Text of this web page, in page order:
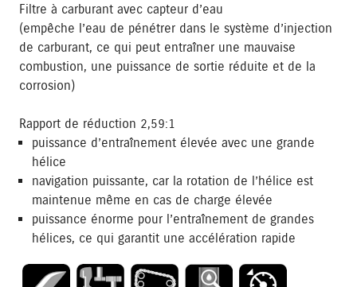
Filtre à carburant avec capteur d’eau
(empêche l’eau de pénétrer dans le système d’injection
de carburant, ce qui peut entraîner une mauvaise
combustion, une puissance de sortie réduite et de la
corrosion)
Rapport de réduction 2,59:1
puissance d’entraînement élevée avec une grande
hélice
navigation puissante, car la rotation de l’hélice est
maintenue même en cas de charge élevée
puissance énorme pour l’entraînement de grandes
hélices, ce qui garantit une accélération rapide